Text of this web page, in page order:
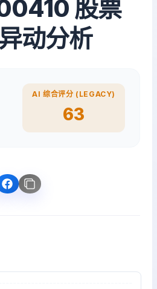
股票
动分析
AI 综合评分 (LEGACY)
63